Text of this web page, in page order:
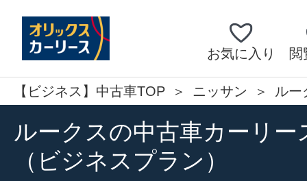
お気に入り 閲
【ビジネス】中古車TOP ニッサン ルー
ルークスの中古車カーリー
（ビジネスプラン）